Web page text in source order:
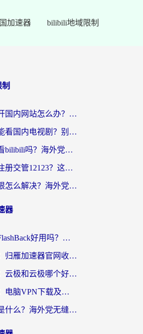
加速器 bilibili地域限制
在国外打不开国内网站怎么办？海外华人亲测的回国加速器选择指南
在国外怎么能看国内电视剧？别再踩坑！这篇给你真实解决方案
在国外可以看bilibili吗？海外党追剧看番的终极解决方案来了
人在海外想注册交管12123？这篇攻略帮你搞定（附回国加速神器）
优酷访问受限怎么解决？海外党亲测有效的回国加速方案
器
雷神手游和FlashBack好用吗？海外党亲测指南，避开破解版坑轻松访问国内资源
海外党解惑：归雁加速器官网收费吗？+3个回国加速问题的真实答案
海外党必看：云极和云极哪个好？3分钟选对回国加速器，无缝访问国内资源
海外党必看：电脑VPN下载及回国加速器选择指南——无缝访问国内资源不再难
网络加速器是什么？海外党无缝刷剧、看NBA的实用指南